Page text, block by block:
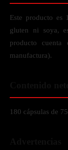
Este producto es
gluten ni soya,
producto cuenta
manufactura).
180 cápsulas de